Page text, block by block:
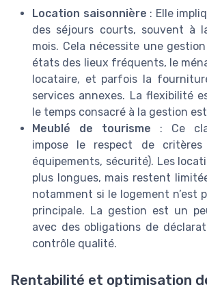
Location saisonnière : Elle
des séjours courts, souvent à
mois. Cela nécessite une
états des lieux fréquents, le
locataire, et parfois la
services annexes. La flexibilité
le temps consacré à la gestion
Meublé de tourisme : Ce
impose le respect de critères
équipements, sécurité). Les
plus longues, mais restent
notamment si le logement n’est
principale. La gestion est un
avec des obligations de
contrôle qualité.
Rentabilité et optimisation